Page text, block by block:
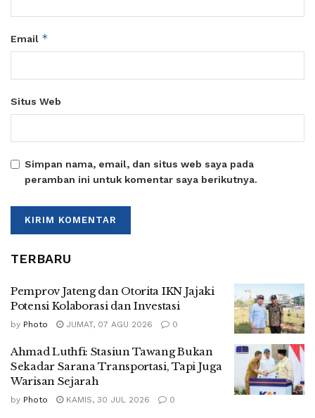
Email *
Situs Web
Simpan nama, email, dan situs web saya pada
peramban ini untuk komentar saya berikutnya.
TERBARU
Pemprov Jateng dan Otorita IKN Jajaki
Potensi Kolaborasi dan Investasi
by Photo JUMAT, 07 AGU 2026 0
Ahmad Luthfi: Stasiun Tawang Bukan
Sekadar Sarana Transportasi, Tapi Juga
Warisan Sejarah
by Photo KAMIS, 30 JUL 2026 0